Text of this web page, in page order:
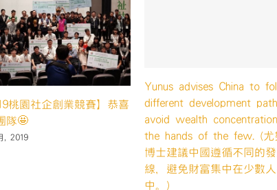
達到了5億美元貸款
有關衛生棉及飲用水的社會型企
業在第375屆社會型企業設計實
驗室開辦
9 11 月, 2016